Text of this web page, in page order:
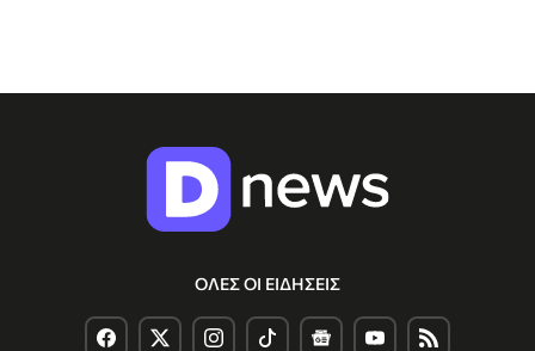
ΟΛΕΣ ΟΙ ΕΙΔΗΣΕΙΣ